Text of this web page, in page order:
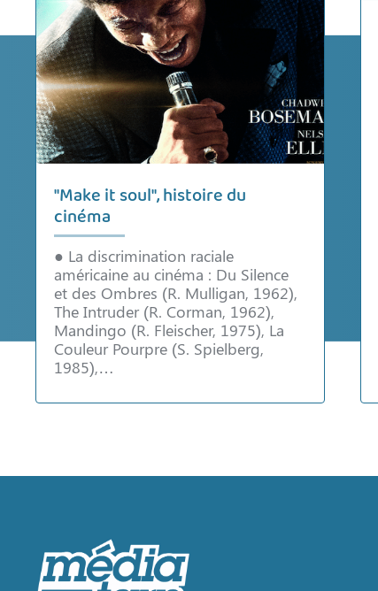
"Make it soul", histoire du
cinéma
● La discrimination raciale
américaine au cinéma : Du Silence
et des Ombres (R. Mulligan, 1962),
The Intruder (R. Corman, 1962),
Mandingo (R. Fleischer, 1975), La
Couleur Pourpre (S. Spielberg,
1985),…